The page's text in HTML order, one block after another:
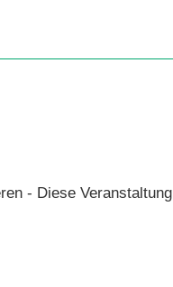
- Diese Veranstaltung